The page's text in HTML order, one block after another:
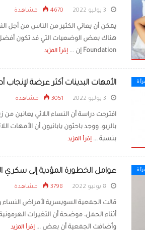
4670 مشاهدة
يمكن أن يعاني الكثير من الناس من أجل
Foundation إن ...
إقرأ المزيد
الأمهات البدينات أكثر عرضة لإنجاب
3051 مشاهدة
اقترحت دراسة أن النساء اللائي يعانين
بالربو. ووجد باحثون يابانيون أن
بنسبة ... إقرأ المزيد
عوامل الخطورة المؤدية إلى سكري
3798 مشاهدة
قالت الجمعية السويسرية لأمراض النساء
أثناء الحمل، موضحة أن التغيرات
وأضافت الجمعية أن بعض ... إقرأ المزيد